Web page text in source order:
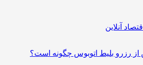
اقتصاد آنلاین